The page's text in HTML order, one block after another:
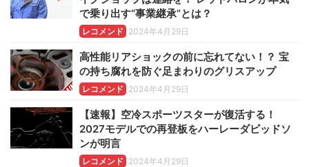
で乗り出す“事業継承”とは？
レコメンド 2024年4月29日
高性能リアショックの前に忘れてない！？ 宝
の持ち腐れを防ぐ足まわりのグリスアップ
レコメンド 2024年4月29日
【速報】空冷スポーツスターが復活する！
2027モデルでの再登板をハーレーダビッドソ
ンが明言
レコメンド 2024年4月29日